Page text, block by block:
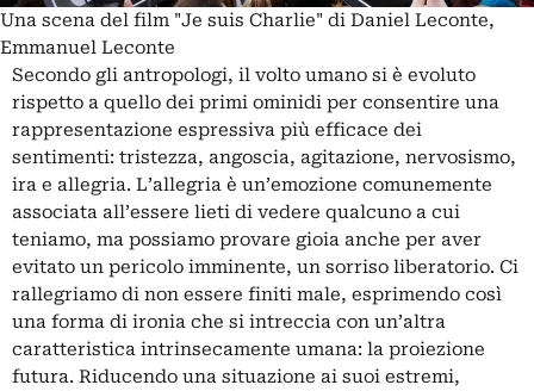
Una scena del film "Je suis Charlie" di Daniel Leconte,
Emmanuel Leconte
Secondo gli antropologi, il volto umano si è evoluto
rispetto a quello dei primi ominidi per consentire una
rappresentazione espressiva più efficace dei
sentimenti: tristezza, angoscia, agitazione, nervosismo,
ira e allegria. L’allegria è un’emozione comunemente
associata all’essere lieti di vedere qualcuno a cui
teniamo, ma possiamo provare gioia anche per aver
evitato un pericolo imminente, un sorriso liberatorio. Ci
rallegriamo di non essere finiti male, esprimendo così
una forma di ironia che si intreccia con un’altra
caratteristica intrinsecamente umana: la proiezione
futura. Riducendo una situazione ai suoi estremi,